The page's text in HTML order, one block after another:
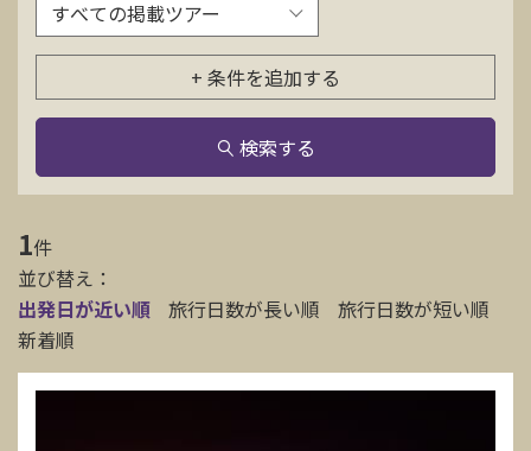
+ 条件を追加する
検索する
1件
並び替え：
出発日が近い順
旅行日数が長い順
旅行日数が短い順
新着順